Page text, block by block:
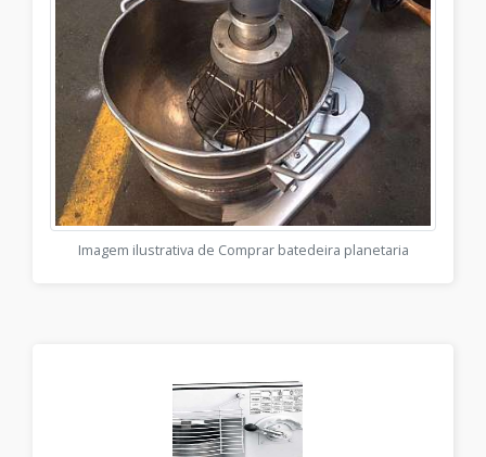
Imagem ilustrativa de Comprar batedeira planetaria